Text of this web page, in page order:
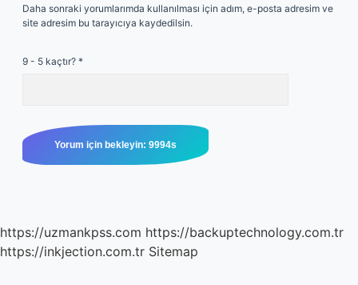
Daha sonraki yorumlarımda kullanılması için adım, e-posta adresim ve
site adresim bu tarayıcıya kaydedilsin.
9 - 5 kaçtır? *
https://uzmankpss.com https://backuptechnology.com.tr
https://inkjection.com.tr Sitemap